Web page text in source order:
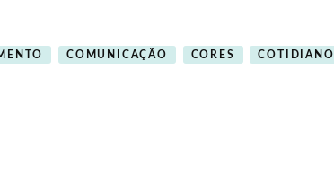
COMUNICAÇÃO CORES COTIDIANO